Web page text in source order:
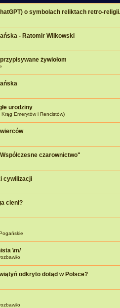
o symbolach reliktach retro-religii.
- Ratomir Wilkowski
żywiołom
urodziny
Emerytów i Rencistów)
czarownictwo"
cywilizacji
cieni?
\m/
odkryto dotąd w Polsce?